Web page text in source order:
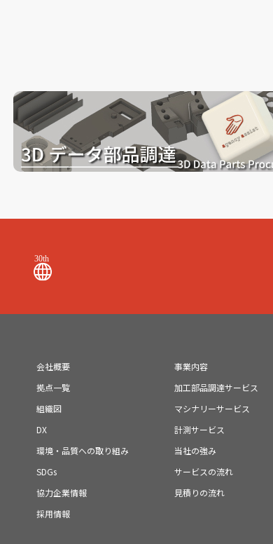
会社概要
拠点一覧
組織図
DX
環境・品質への取り組み
SDGs
協力企業情報
採用情報
事業内容
加工部品調達サービス
マシナリーサービス
計測サービス
当社の強み
サービスの流れ
見積りの流れ